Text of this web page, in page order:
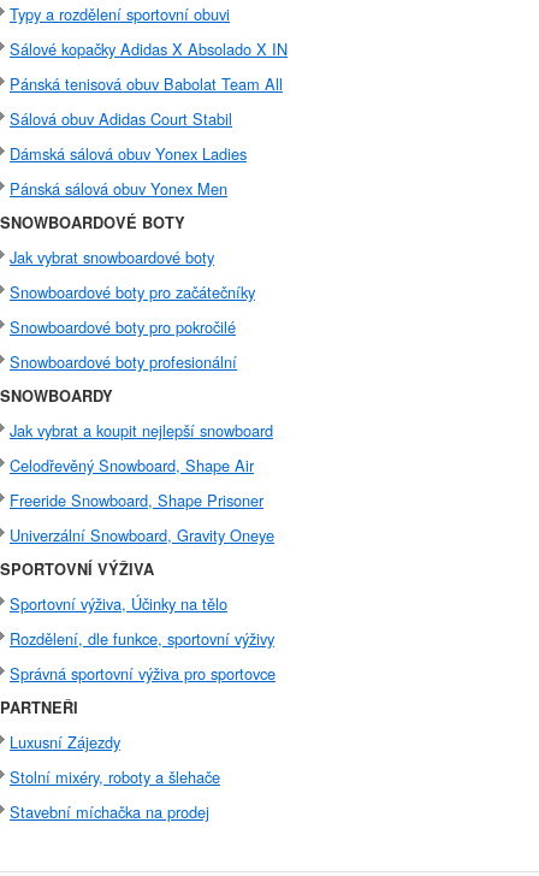
Typy a rozdělení sportovní obuvi
Sálové kopačky Adidas X Absolado X IN
Pánská tenisová obuv Babolat Team All
Sálová obuv Adidas Court Stabil
Dámská sálová obuv Yonex Ladies
Pánská sálová obuv Yonex Men
SNOWBOARDOVÉ BOTY
Jak vybrat snowboardové boty
Snowboardové boty pro začátečníky
Snowboardové boty pro pokročilé
Snowboardové boty profesionální
SNOWBOARDY
Jak vybrat a koupit nejlepší snowboard
Celodřevěný Snowboard, Shape Air
Freeride Snowboard, Shape Prisoner
Univerzální Snowboard, Gravity Oneye
SPORTOVNÍ VÝŽIVA
Sportovní výživa, Účinky na tělo
Rozdělení, dle funkce, sportovní výživy
Správná sportovní výživa pro sportovce
PARTNEŘI
Luxusní Zájezdy
Stolní mixéry, roboty a šlehače
Stavební míchačka na prodej